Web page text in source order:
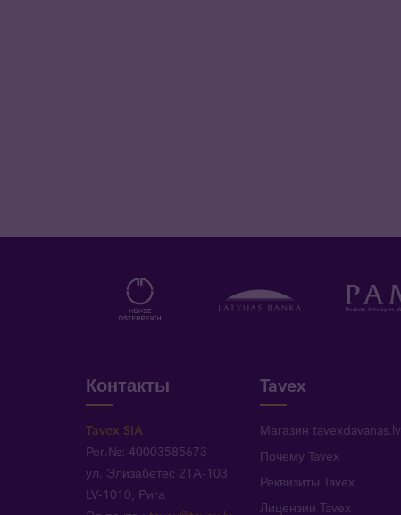
Контакты
Tavex SIA
Рег.№: 40003585673
ул. Элизабетес 21A-103
LV-1010, Рига
Tavex
Магазин tavexdavanas.lv
Почему Tavex
Реквизиты Tavex
Лицензии Tavex